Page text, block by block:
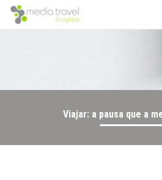
Viajar: a pausa que a